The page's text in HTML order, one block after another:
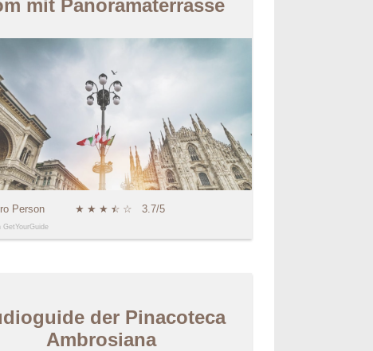
mit Panoramaterrasse
Person ★ ★ ★ ★
☆ ☆ 3.7/5
GetYourGuide
der Pinacoteca
Ambrosiana